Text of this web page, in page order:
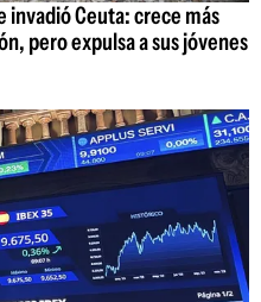
Ceuta: crece más
pero expulsa a sus jóvenes